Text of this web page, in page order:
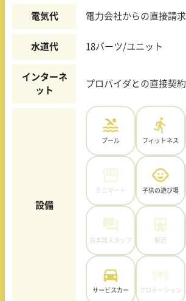
電気代 電力会社からの直接請求
水道代 18バーツ/ユニット
インターネ
ット
プロバイダとの直接契約
設備
プール フィットネス
ミニマート 子供の遊び場
日本語スタッフ 駅近
サービスカー プロモーション